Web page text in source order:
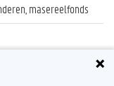
masereelfonds